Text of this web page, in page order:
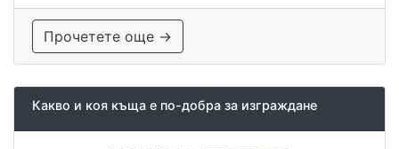
Прочетете още →
Какво и коя къща е по-добра за изграждане